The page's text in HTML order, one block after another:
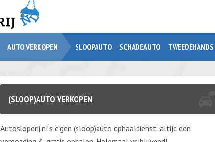
AUTO VERKOPEN SLOOPAUTO SCHADEAUTO
(SLOOP)AUTO VERKOPEN
Autosloperij.nl's eigen (sloop)auto ophaaldienst: altijd een